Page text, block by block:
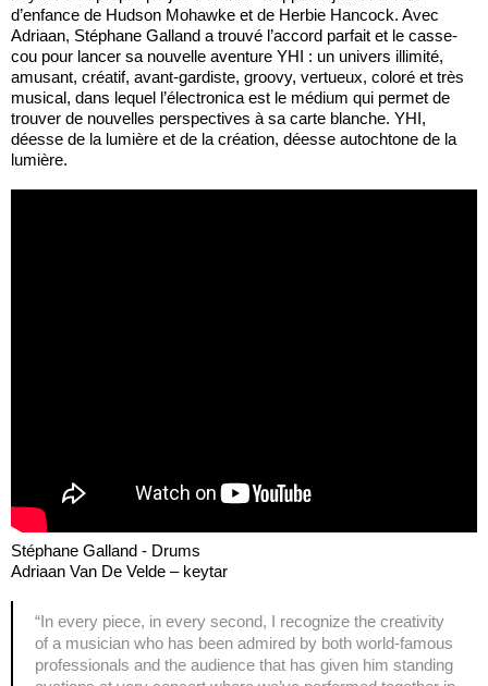
d’enfance de Hudson Mohawke et de Herbie Hancock. Avec
Adriaan, Stéphane Galland a trouvé l’accord parfait et le casse-
cou pour lancer sa nouvelle aventure YHI : un univers illimité,
amusant, créatif, avant-gardiste, groovy, vertueux, coloré et très
musical, dans lequel l’électronica est le médium qui permet de
trouver de nouvelles perspectives à sa carte blanche. YHI,
déesse de la lumière et de la création, déesse autochtone de la
lumière.
Stéphane Galland - Drums
Adriaan Van De Velde – keytar
“In every piece, in every second, I recognize the creativity
of a musician who has been admired by both world-famous
professionals and the audience that has given him standing